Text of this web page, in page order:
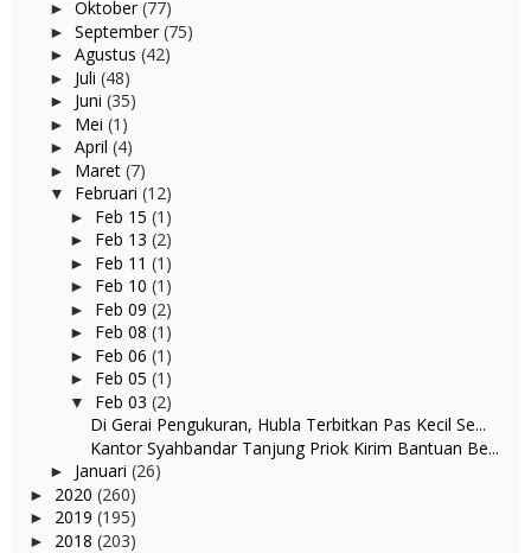
► Oktober(77)
► September(75)
► Agustus (42)
► Juli (48)
► Juni (35)
► Mei (1)
► April (4)
► Maret (7)
▼ Februari (12)
► Feb 15 (1)
► Feb 13 (2)
► Feb 11 (1)
► Feb 10 (1)
► Feb 09 (2)
► Feb 08 (1)
► Feb 06 (1)
► Feb 05 (1)
▼ Feb 03 (2)
Di Gerai Pengukuran, Hubla Terbitkan Pas Kecil Se...
Kantor Syahbandar Tanjung Priok Kirim Bantuan Be...
► Januari (26)
► 2020 (260)
► 2019 (195)
► 2018 (203)